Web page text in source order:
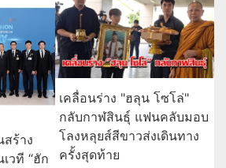
ร้าง
วที “ฮัก
เคลื่อนร่าง "ฮลุน โซโล่"
กลับกาฬสินธุ์ แฟนคลับมอบ
โลงหลุยส์สีขาวส่งเดินทาง
ครั้งสุดท้าย